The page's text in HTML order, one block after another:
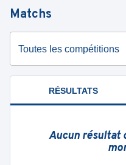
Matchs
Toutes les compétitions
RÉSULTATS
Aucun résultat